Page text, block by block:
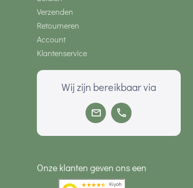
Verzenden
Retourneren
Account
Klantenservice
Wij zijn bereikbaar via
Onze klanten geven ons een